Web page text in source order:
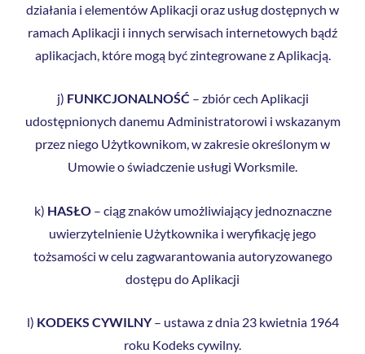
działania i elementów Aplikacji oraz usług dostępnych w
ramach Aplikacji i innych serwisach internetowych bądź
aplikacjach, które mogą być zintegrowane z Aplikacją.
j) FUNKCJONALNOŚĆ – zbiór cech Aplikacji
udostępnionych danemu Administratorowi i wskazanym
przez niego Użytkownikom, w zakresie określonym w
Umowie o świadczenie usługi Worksmile.
k) HASŁO– ciąg znaków umożliwiający jednoznaczne
uwierzytelnienie Użytkownika i weryfikację jego
tożsamości w celu zagwarantowania autoryzowanego
dostępu do Aplikacji
l) KODEKS CYWILNY– ustawa z dnia 23 kwietnia 1964
roku Kodeks cywilny.